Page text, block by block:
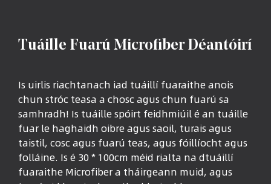
Tuáille Fuarú Microfiber Déantóirí
Is uirlis riachtanach iad tuáillí fuaraithe anois
chun stróc teasa a chosc agus chun fuarú sa
samhradh! Is tuáille spóirt feidhmiúil é an tuáille
fuar le haghaidh oibre agus saoil, turais agus
taistil, cosc ​​agus fuarú teas, agus fóillíocht agus
folláine. Is é 30 * 100cm méid rialta na dtuáillí
fuaraithe Microfiber a tháirgeann muid, agus